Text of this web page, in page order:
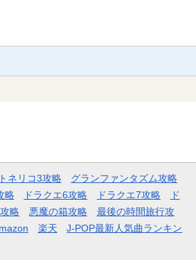
ネリコ3攻略
グランファンタズム攻略
略 ドラクエ6攻略 ドラクエ7攻略
ド
略 悪魔の箱攻略
最後の時間旅行攻
楽天
J-POP最新人気曲ランキン